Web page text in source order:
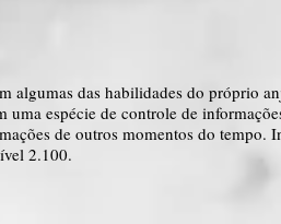
algumas das habilidades do próprio
espécie de controle de
de outros momentos do tempo.
2.100.